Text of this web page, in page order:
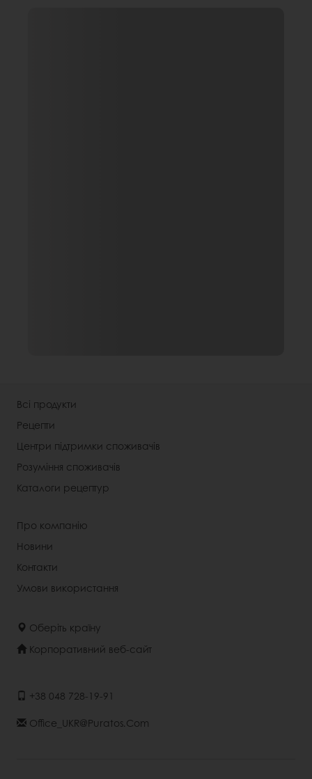
Всі продукти
Рецепти
Центри підтримки споживачів
Розуміння споживачів
Каталоги рецептур
Про компанію
Новини
Контакти
Умови використання
Оберіть країну
Корпоративний веб-сайт
+38 048 728-19-91
Office_UKR@puratos.com